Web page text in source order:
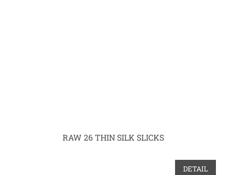
RAW 26 THIN SILK SLICKS
DETAIL